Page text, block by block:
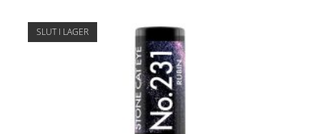
SLUT I LAGER